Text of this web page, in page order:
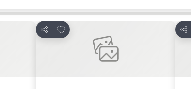
Partager
Ajouter à mes favoris